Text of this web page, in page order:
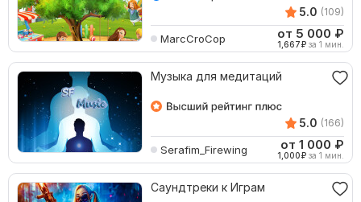
5.0 (109)
MarcCroCop от 5 000 ₽
1,667₽ за 1 мин.
Музыка для медитаций
5.0 (166)
Serafim_Firewing от 1 000 ₽
1,000₽ за 1 мин.
Саундтреки к Играм